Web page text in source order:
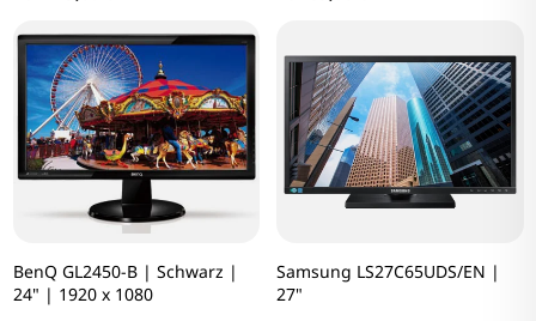
BenQ GL2450-B | Schwarz |
24" | 1920 x 1080
Samsung LS27C65UDS/EN |
27"